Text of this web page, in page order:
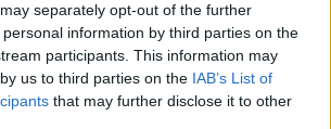
separately opt-out of the further
information by third parties on the
participants. This information may
us to third parties on the IAB’s List of
that may further disclose it to other
Lokrovec
je v Trbonjah zaradi udara strele